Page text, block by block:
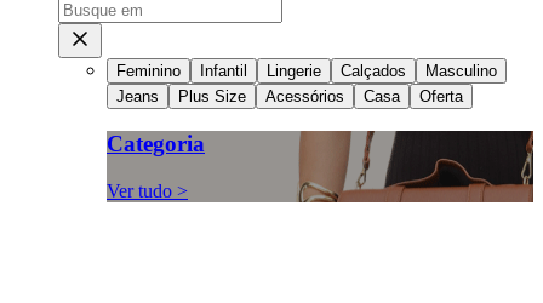
Feminino Infantil Lingerie Calçados
Masculino
Jeans
Plus Size Acessórios Casa Oferta
Categoria
Ver tudo >